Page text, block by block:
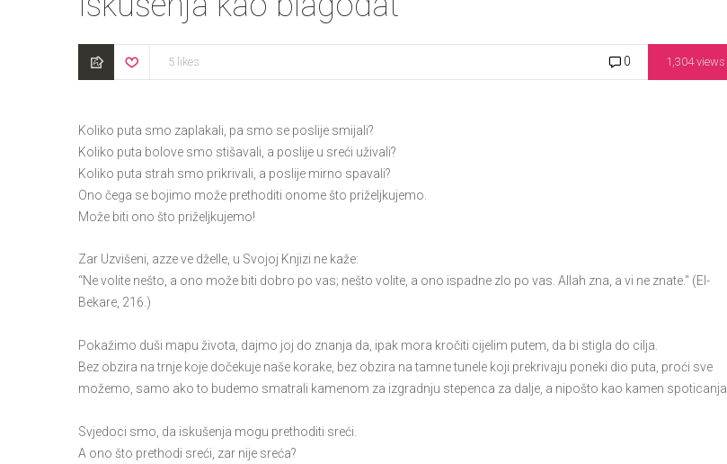
5 likes 1,304 views
0
Koliko puta smo zaplakali, pa smo se poslije smijali?
Koliko puta bolove smo stišavali, a poslije u sreći uživali?
Koliko puta strah smo prikrivali, a poslije mirno spavali?
Ono čega se bojimo može prethoditi onome što priželjkujemo.
Može biti ono što priželjkujemo!
Zar Uzvišeni, azze ve dželle, u Svojoj Knjizi ne kaže:
“Ne volite nešto, a ono može biti dobro po vas; nešto volite, a ono ispadne zlo po vas. Allah zna, a vi ne znate.“ (El-
Bekare, 216.)
Pokažimo duši mapu života, dajmo joj do znanja da, ipak mora kročiti cijelim putem, da bi stigla do cilja.
Bez obzira na trnje koje dočekuje naše korake, bez obzira na tamne tunele koji prekrivaju poneki dio puta, proći sve
možemo, samo ako to budemo smatrali kamenom za izgradnju stepenca za dalje, a nipošto kao kamen spoticanja.
Svjedoci smo, da iskušenja mogu prethoditi sreći.
A ono što prethodi sreći, zar nije sreća?